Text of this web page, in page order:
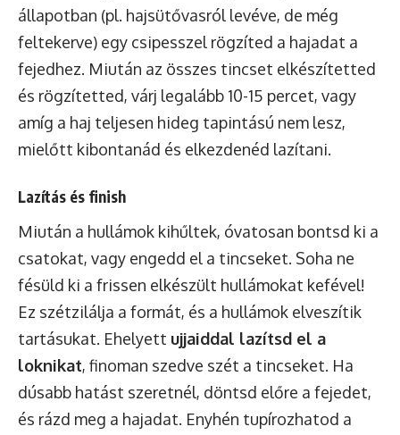
állapotban (pl. hajsütővasról levéve, de még
feltekerve) egy csipesszel rögzíted a hajadat a
fejedhez. Miután az összes tincset elkészítetted
és rögzítetted, várj legalább 10-15 percet, vagy
amíg a haj teljesen hideg tapintású nem lesz,
mielőtt kibontanád és elkezdenéd lazítani.
Lazítás és finish
Miután a hullámok kihűltek, óvatosan bontsd ki a
csatokat, vagy engedd el a tincseket. Soha ne
fésüld ki a frissen elkészült hullámokat kefével!
Ez szétzilálja a formát, és a hullámok elveszítik
tartásukat. Ehelyett ujjaiddal lazítsd el a
loknikat, finoman szedve szét a tincseket. Ha
dúsabb hatást szeretnél, döntsd előre a fejedet,
és rázd meg a hajadat. Enyhén tupírozhatod a